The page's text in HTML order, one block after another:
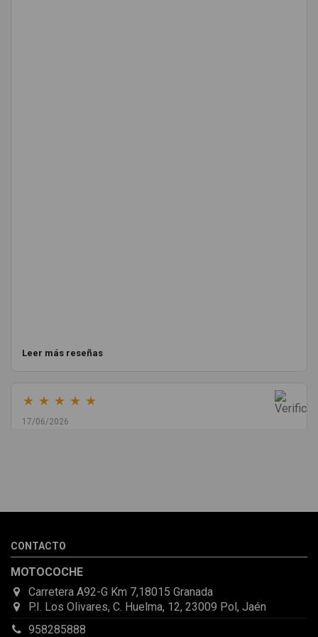
Leer más reseñas
★ ★ ★ ★ ★
17/06/2026
la pieza llegó correcta y bien embalada, además de llegarme 2
CONTACTO
MOTOCOCHE
Carretera A92-G Km 7,18015 Granada
P.I. Los Olivares, C. Huelma, 12, 23009 Pol, Jaén
958285888